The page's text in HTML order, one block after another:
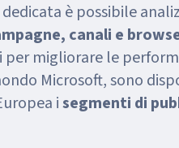
è possibile
canali e
migliorare le
Microsoft, sono
isegmenti di